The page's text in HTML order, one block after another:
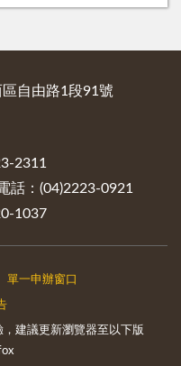
自由路1段91號
2311
話：(04)2223-0921
1037
單一申辦窗口
建議更新瀏覽器至以下版